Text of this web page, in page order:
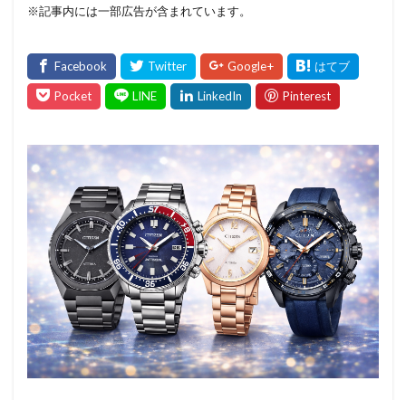
※記事内には一部広告が含まれています。